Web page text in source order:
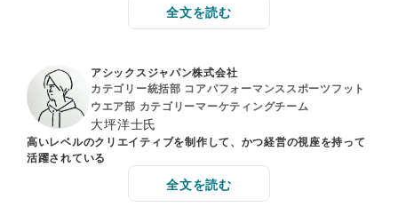
全文を読む
アシックスジャパン株式会社
カテゴリー統括部 コアパフォーマンススポーツフット
ウエア部 カテゴリーマーケティングチーム
大坪洋士氏
高いレベルのクリエイティブを制作して、かつ経営の視座を持って
活躍されている
全文を読む